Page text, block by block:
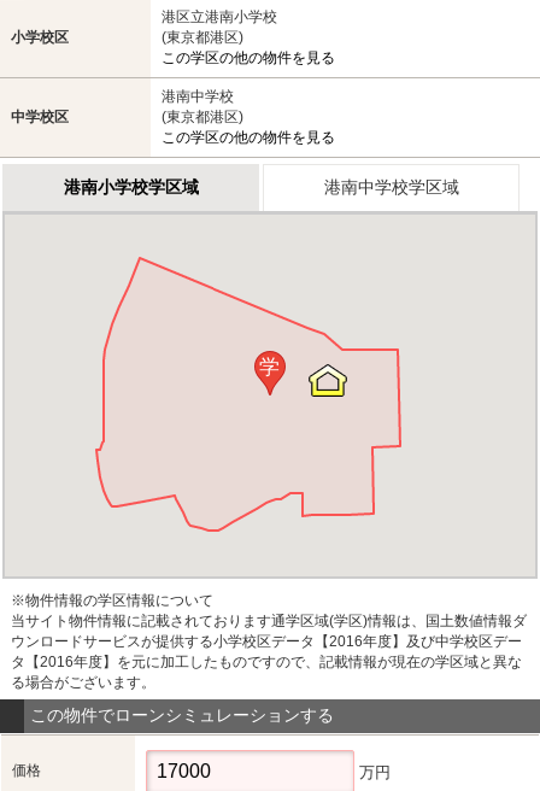
小学校区
港区立港南小学校
(東京都港区)
この学区の他の物件を見る
中学校区
港南中学校
(東京都港区)
この学区の他の物件を見る
港南小学校学区域 港南中学校学区域
学
※物件情報の学区情報について
当サイト物件情報に記載されております通学区域(学区)情報は、国土数値情報ダ
ウンロードサービスが提供する小学校区データ【2016年度】及び中学校区デー
タ【2016年度】を元に加工したものですので、記載情報が現在の学区域と異な
る場合がございます。
この物件でローンシミュレーションする
価格 万円